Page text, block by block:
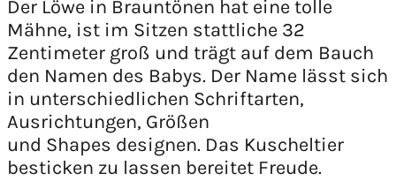
Der Löwe in Brauntönen hat eine tolle
Mähne, ist im Sitzen stattliche 32
Zentimeter groß und trägt auf dem Bauch
den Namen des Babys. Der Name lässt sich
in unterschiedlichen Schriftarten,
Ausrichtungen, Größen
und Shapes designen. Das Kuscheltier
besticken zu lassen bereitet Freude.